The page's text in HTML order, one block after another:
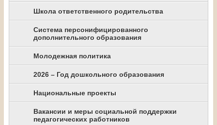
Школа ответственного родительства
Система персонифицированного
дополнительного образования
Молодежная политика
2026 – Год дошкольного образования
Национальные проекты
Вакансии и меры социальной поддержки
педагогических работников